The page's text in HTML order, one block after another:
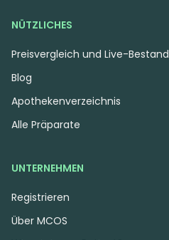
NÜTZLICHES
Preisvergleich und Live-Bestand
Blog
Apothekenverzeichnis
Alle Präparate
UNTERNEHMEN
Registrieren
Über MCOS